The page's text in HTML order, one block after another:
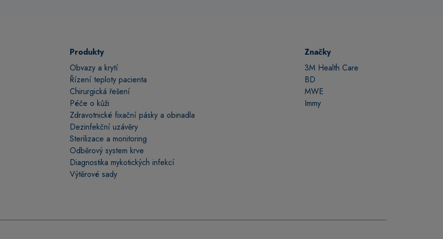
Produkty
Obvazy a krytí
Řízení teploty pacienta
Chirurgická řešení
Péče o kůži
Zdravotnické fixační pásky a obinadla
Dezinfekční uzávěry
Sterilizace a monitoring
Odběrový system krve
Diagnostika mykotických infekcí
Výtěrové sady
Značky
3M Health Care
BD
MWE
Immy